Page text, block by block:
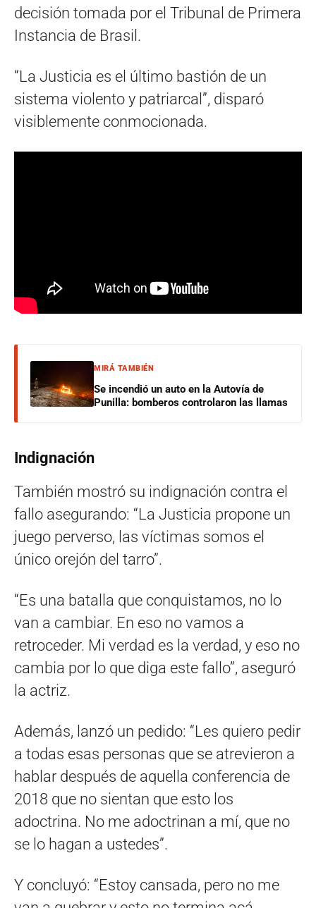
decisión tomada por el Tribunal de Primera
Instancia de Brasil.
“La Justicia es el último bastión de un
sistema violento y patriarcal”, disparó
visiblemente conmocionada.
MIRÁ TAMBIÉN
Se incendió un auto en la Autovía de
Punilla: bomberos controlaron las llamas
Indignación
También mostró su indignación contra el
fallo asegurando: “La Justicia propone un
juego perverso, las víctimas somos el
único orejón del tarro”.
“Es una batalla que conquistamos, no lo
van a cambiar. En eso no vamos a
retroceder. Mi verdad es la verdad, y eso no
cambia por lo que diga este fallo”, aseguró
la actriz.
Además, lanzó un pedido: “Les quiero pedir
a todas esas personas que se atrevieron a
hablar después de aquella conferencia de
2018 que no sientan que esto los
adoctrina. No me adoctrinan a mí, que no
se lo hagan a ustedes”.
Y concluyó: “Estoy cansada, pero no me